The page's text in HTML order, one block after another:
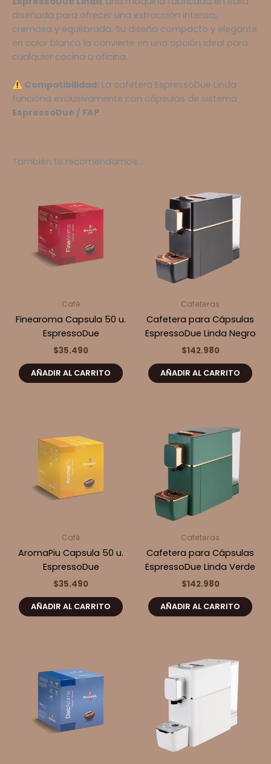
diseñada para ofrecer una extracción intensa,
cremosa y equilibrada. Su diseño compacto y elegante
en color blanco la convierte en una opción ideal para
cualquier cocina u oficina.
Compatibilidad: La cafetera EspressoDue Linda
funciona exclusivamente con cápsulas de sistema
EspressoDue / FAP.
También te recomendamos…
Café
Finearoma Capsula 50 u.
EspressoDue
$35.490
AÑADIR AL CARRITO
Cafeteras
Cafetera para Cápsulas
EspressoDue Linda Negro
$142.980
AÑADIR AL CARRITO
Café
AromaPiu Capsula 50 u.
EspressoDue
$35.490
AÑADIR AL CARRITO
Cafeteras
Cafetera para Cápsulas
EspressoDue Linda Verde
$142.980
AÑADIR AL CARRITO